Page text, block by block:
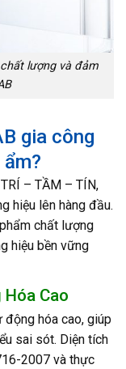
lượng và đảm
gia công
– TẦM – TÍN,
hiệu lên hàng đầu.
chất lượng
hiệu bền vững
Cao
động hóa cao, giúp
sai sót. Diện tích
2007 và thực